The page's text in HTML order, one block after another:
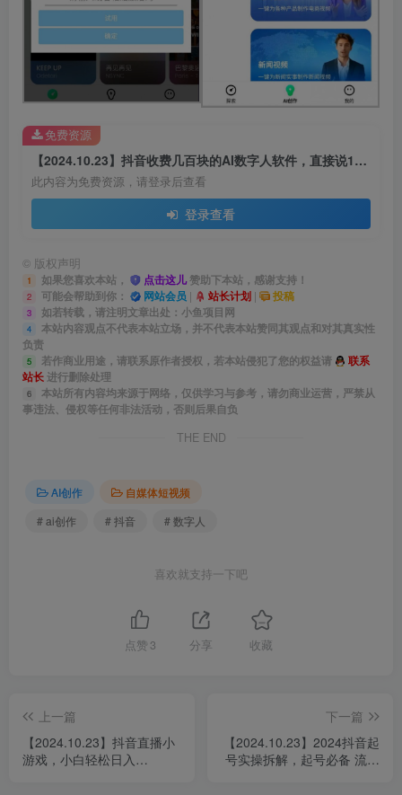
【2024.10.23】抖音收费几百块的AI数字人软件，直接说12345即可生成视频
此内容为免费资源，请登录后查看
登录查看
免费资源
© 版权声明
1 如果您喜欢本站， 点击这儿赞助下本站，感谢支持！
2 可能会帮助到你： 网站会员 | 站长计划 | 投稿
3 如若转载，请注明文章出处：小鱼项目网
4
本站内容观点不代表本站立场，并不代表本站赞同其观点和对其真实性
负责
5 若作商业用途，请联系原作者授权，若本站侵犯了您的权益请
联系
站长进行删除处理
6
本站所有内容均来源于网络，仅供学习与参考，请勿商业运营，严禁从
事违法、侵权等任何非法活动，否则后果自负
THE END
AI创作
自媒体短视频
# ai创作
# 抖音 # 数字人
喜欢就支持一下吧
点赞 3 分享 收藏
上一篇
【2024.10.23】抖音直播小
游戏，小白轻松日入
下一篇
【2024.10.23】2024抖音起
号实操拆解，起号必备 流量